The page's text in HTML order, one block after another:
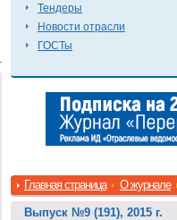
Тендеры
Новости отрасли
ГОСТы
Главная страница О журнале
Выпуск №9 (191), 2015 г.